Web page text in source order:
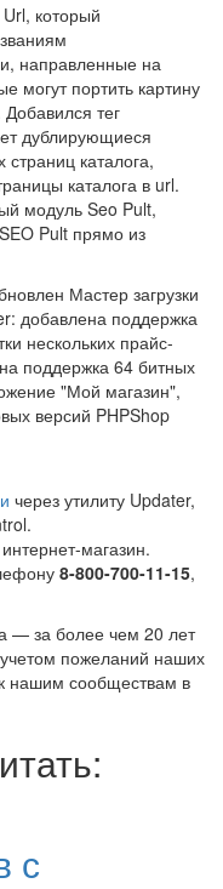
который
направленные на
могут портить картину
тег
дублирующиеся
каталога,
каталога в url.
модуль Seo Pult,
Pult прямо из
Мастер загрузки
добавлена поддержка
нескольких прайс-
поддержка 64 битных
"Мой магазин",
версий PHPShop
через утилиту Updater,
магазин.
8-800-700-11-15,
— за более чем 20 лет
пожеланий наших
нашим сообществам в
с